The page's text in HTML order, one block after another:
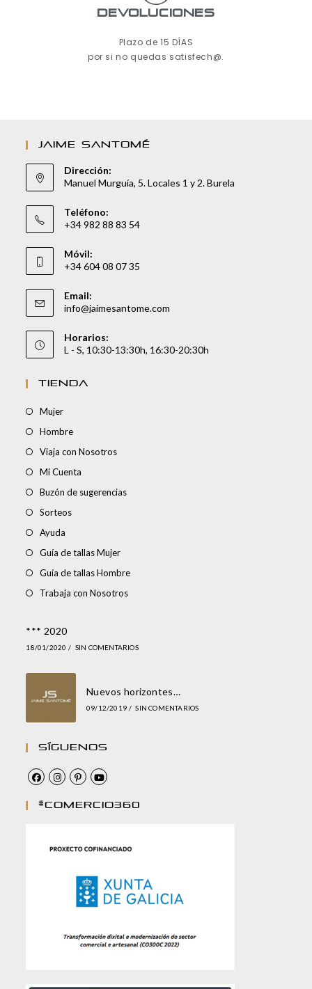
Devoluciones
Plazo de 15 DÍAS
por si no quedas satisfech@.
JAIME SANTOMÉ
Dirección:
Manuel Murguía, 5. Locales 1 y 2. Burela
Teléfono:
+34 982 88 83 54
Móvil:
+34 604 08 07 35
Email:
info@jaimesantome.com
Horarios:
L - S, 10:30-13:30h, 16:30-20:30h
TIENDA
Mujer
Hombre
Viaja con Nosotros
Mi Cuenta
Buzón de sugerencias
Sorteos
Ayuda
Guía de tallas Mujer
Guía de tallas Hombre
Trabaja con Nosotros
*** 2020
18/01/2020 / SIN COMENTARIOS
Nuevos horizontes…
09/12/2019 / SIN COMENTARIOS
Síguenos
#comercio360